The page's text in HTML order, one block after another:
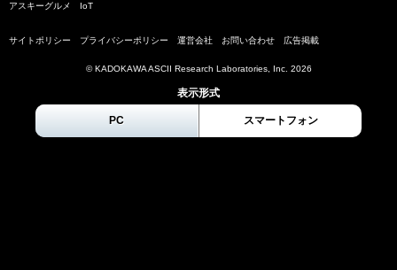
アスキーグルメ IoT
サイトポリシー プライバシーポリシー 運営会社 お問い合わせ 広告掲載
© KADOKAWA ASCII Research Laboratories, Inc. 2026
表示形式
PC スマートフォン